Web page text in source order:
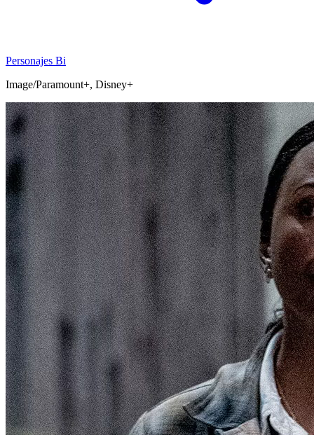
Personajes Bi
Image/Paramount+, Disney+